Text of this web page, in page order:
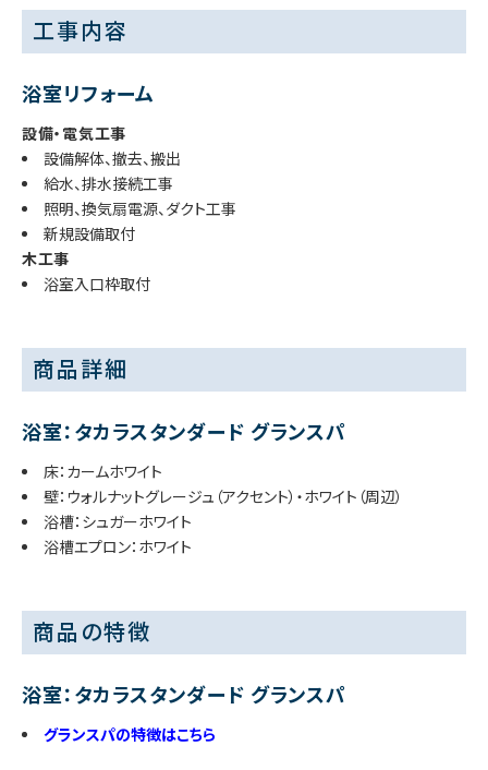
工事内容
浴室リフォーム
設備・電気工事
設備解体、撤去、搬出
給水、排水接続工事
照明、換気扇電源、ダクト工事
新規設備取付
木工事
浴室入口枠取付
商品詳細
浴室：タカラスタンダード グランスパ
床：カームホワイト
壁：ウォルナットグレージュ（アクセント）・ホワイト（周辺）
浴槽：シュガーホワイト
浴槽エプロン：ホワイト
商品の特徴
浴室：タカラスタンダード グランスパ
グランスパの特徴はこちら